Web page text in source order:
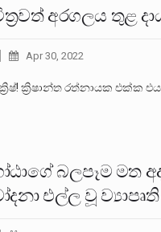
අරගලය තුළ
Apr 30, 2022
ක්‍රිෂාන්ත රත්නායක එක්ක
බලපෑම මත
එල්ල වූ